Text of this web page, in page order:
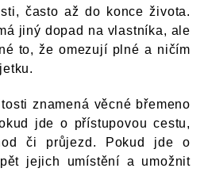
často až do konce života.
jiný dopad na vlastníka, ale
to, že omezují plné a ničím
znamená věcné břemeno
jde o přístupovou cestu,
či průjezd. Pokud jde o
jejich umístění a umožnit